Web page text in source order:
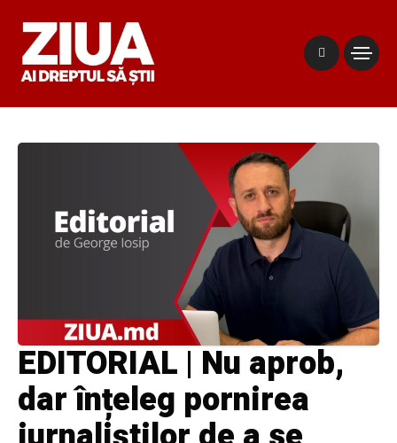
EDITORIAL | Nu aprob,
dar înțeleg pornirea